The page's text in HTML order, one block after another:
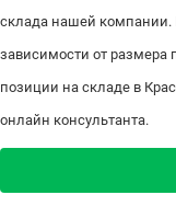
склада нашей компании.
зависимости от размера
позиции на складе в
онлайн консультанта.